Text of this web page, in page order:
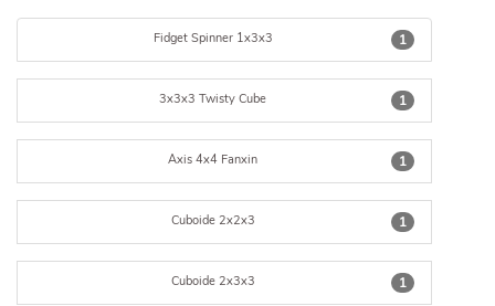
1
Fidget Spinner 1x3x3
1
3x3x3 Twisty Cube
1
Axis 4x4 Fanxin
1
Cuboide 2x2x3
1
Cuboide 2x3x3